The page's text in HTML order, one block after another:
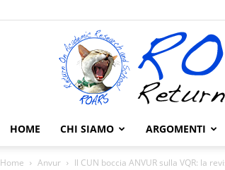
HOME CHI SIAMO ARGOMENTI
Home Anvur Il CUN boccia ANVUR sulla VQR: la